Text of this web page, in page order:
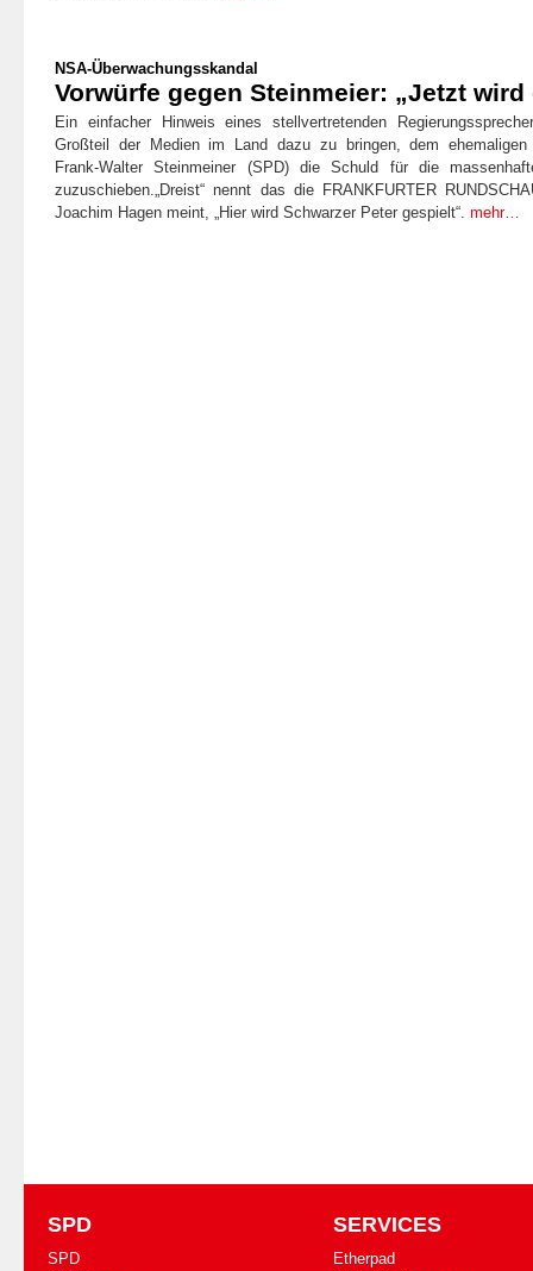
NSA-Überwachungsskandal
Vorwürfe gegen Steinmeier: „Jetzt wird
Ein einfacher Hinweis eines stellvertretenden
Großteil der Medien im Land dazu zu bringen, dem ehemaligen
Frank-Walter Steinmeiner (SPD) die Schuld für die
zuzuschieben. „Dreist“ nennt das die FRANKFURTER
Joachim Hagen meint,
„Hier wird Schwarzer Peter gespielt“ mehr…
SPD
SPD
SERVICES
Etherpad